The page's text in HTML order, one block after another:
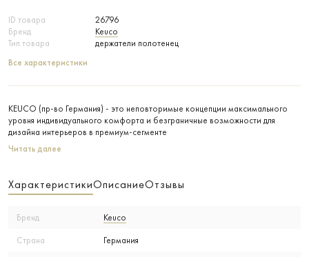
ID товара
26796
Бренд
Keuco
Тип товара
держатели полотенец
Все характеристики
KEUCO (пр-во Германия) - это неповторимые концепции максимального
уровня индивидуального комфорта и безграничные возможности для
дизайна интерьеров в премиум-сегменте
Читать далее
ХарактеристикиОписаниеОтзывы
Бренд Keuco
Страна Германия